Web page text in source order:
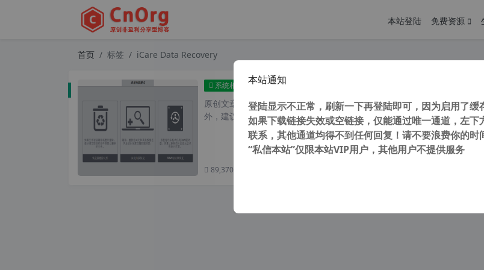
本站登陆 免费资源
首页 标签 iCare Data Recovery
系统相关 iCare Data Recovery Pro v8.4.7.0 (专业数据恢复软件) 汉化中文
原创文章，转载请注明： 转载自cnorg.12hp.de 注意：由于网站空间位于
外，建议避开晚上的访问高峰期...
89,370 次浏览
本站通知
登陆显示不正常，刷新一下再登陆即可，因为启用了缓
如果下载链接失效或空链接，仅能通过唯一通道，左下
联系，其他通道均得不到任何回复！请不要浪费你的时
“私信本站”仅限本站VIP用户，其他用户不提供服务